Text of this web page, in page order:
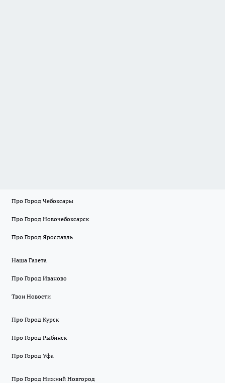
Про Город Чебоксары
Про Город Новочебоксарск
Про Город Ярославль
Наша Газета
Про Город Иваново
Твои Новости
Про Город Курск
Про Город Рыбинск
Про Город Уфа
Про Город Нижний Новгород